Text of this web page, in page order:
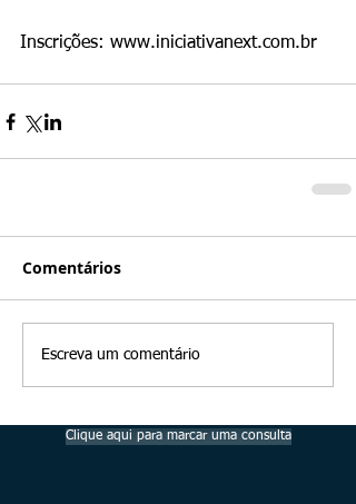
Inscrições: www.iniciativanext.com.br
Comentários
Escreva um comentário
Clique aqui para marcar uma consulta